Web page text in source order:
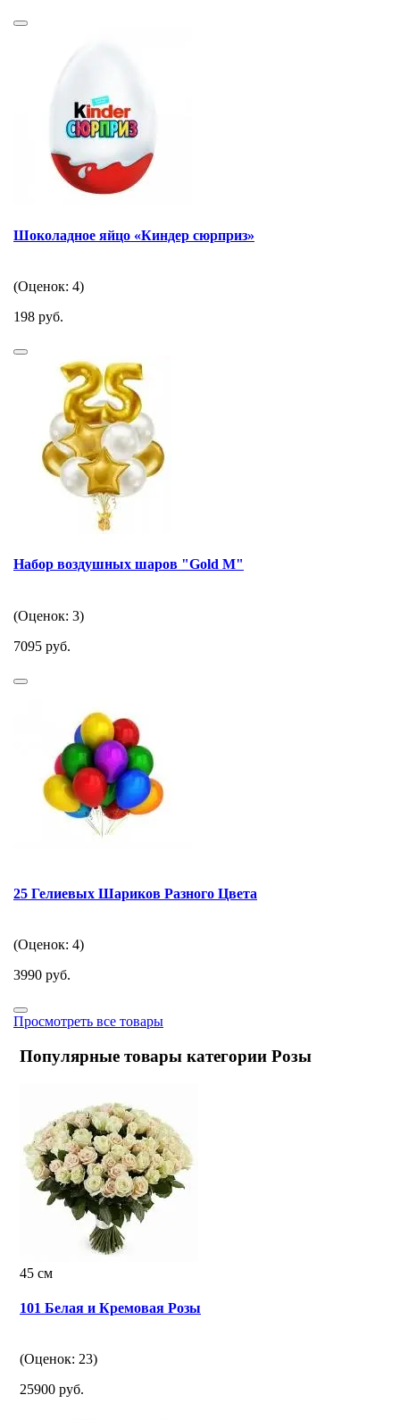
Шоколадное яйцо «Киндер сюрприз»
(Оценок: 4)
198 руб.
Набор воздушных шаров "Gold M"
(Оценок: 3)
7095 руб.
25 Гелиевых Шариков Разного Цвета
(Оценок: 4)
3990 руб.
Просмотреть все товары
Популярные товары категории Розы
45 см
101 Белая и Кремовая Розы
(Оценок: 23)
25900 руб.